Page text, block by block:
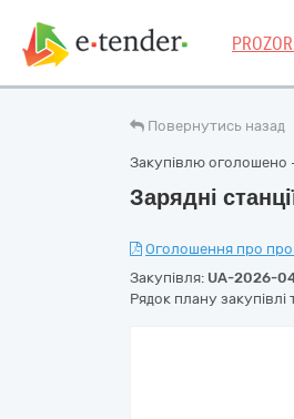
Повернутись назад
Закупівлю оголошено
Зарядні
Оголошення про
Закупівля: UA-2026-
Рядок плану